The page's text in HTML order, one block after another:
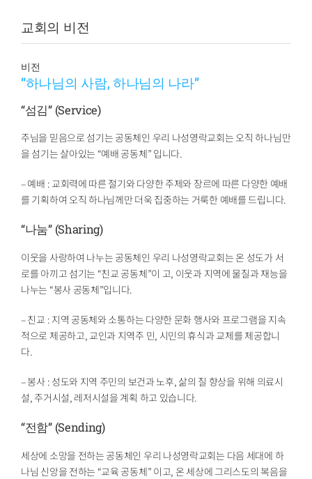
교회의 비전
비전
“하나님의 사람, 하나님의 나라”
“섬김” (Service)
주님을 믿음으로 섬기는 공동체인 우리 나성영락교회는 오직 하나님만
을 섬기는 살아있는 “예배 공동체” 입니다.
– 예배 : 교회력에 따른 절기와 다양한 주제와 장르에 따른 다양한 예배
를 기획하여 오직 하나님께만 더욱 집중하는 거룩한 예배를 드립니다.
“나눔” (Sharing)
이웃을 사랑하여 나누는 공동체인 우리 나성영락교회는 온 성도가 서
로를 아끼고 섬기는 “친교 공동체”이 고, 이웃과 지역에 물질과 재능을
나누는 “봉사 공동체”입니다.
– 친교 : 지역 공동체와 소통하는 다양한 문화 행사와 프로그램을 지속
적으로 제공하고, 교인과 지역주 민, 시민의 휴식과 교제를 제공합니
다.
– 봉사 : 성도와 지역 주민의 보건과 노후, 삶의 질 향상을 위해 의료시
설, 주거시설, 레저시설을 계획 하고 있습니다.
“전함” (Sending)
세상에 소망을 전하는 공동체인 우리 나성영락교회는 다음 세대에 하
나님 신앙을 전하는 “교육 공동체” 이고, 온 세상에 그리스도의 복음을